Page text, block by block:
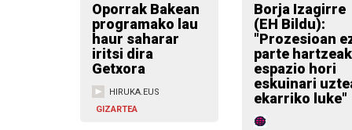
Oporrak Bakean
programako lau
haur saharar
iritsi dira
Getxora
HIRUKA.EUS
GIZARTEA
Borja Izagirre
(EH Bildu):
"Prozesioan
parte hartzeak
espazio hori
eskuinari
ekarriko luke"